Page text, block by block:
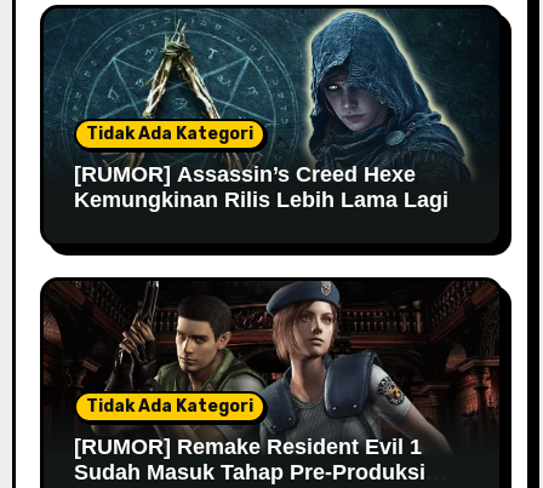
Tidak Ada Kategori
[RUMOR] Assassin’s Creed Hexe
Kemungkinan Rilis Lebih Lama Lagi
Tidak Ada Kategori
[RUMOR] Remake Resident Evil 1
Sudah Masuk Tahap Pre-Produksi